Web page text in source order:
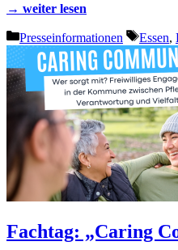
→ weiter lesen
Kategorien
Presseinformationen Essen,
Fachtag: „Caring